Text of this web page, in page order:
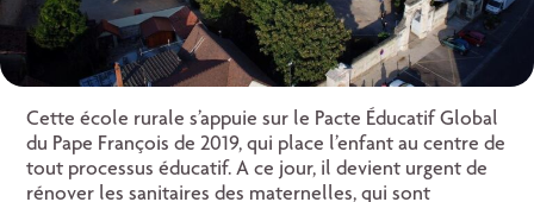
Cette école rurale s’appuie sur le Pacte Éducatif Global
du Pape François de 2019, qui place l’enfant au centre de
tout processus éducatif. A ce jour, il devient urgent de
rénover les sanitaires des maternelles, qui sont